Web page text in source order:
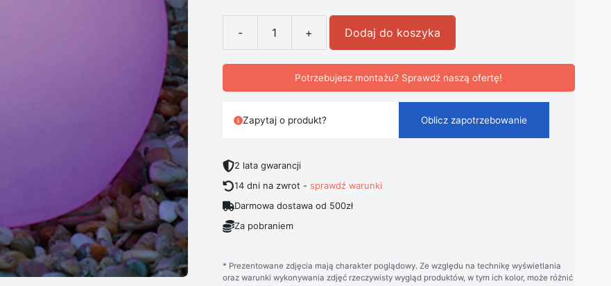
-
ilość Newgarden Buly lampa solarna LED kula ziemska IP65 Ø 30cm
+ Dodaj do koszyka
Potrzebujesz montażu? Sprawdź naszą ofertę!
Zapytaj o produkt? Oblicz zapotrzebowanie
2 lata gwarancji
14 dni na zwrot -sprawdź warunki
Darmowa dostawa od 500zł
Za pobraniem
* Prezentowane zdjęcia mają charakter poglądowy. Ze względu na technikę wyświetlania
oraz warunki wykonywania zdjęć rzeczywisty wygląd produktów, w tym ich kolor, może różnić